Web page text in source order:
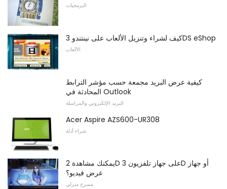
البرمجيات
كيف لشراء وتنزيل الألعاب على نينتندو 3DS eShop
الألعاب
كيفية عرض البريد مجمعة حسب مؤشر الترابط
المحادثة في Outlook
البريد الإلكتروني والمراسلة
Acer Aspire AZS600-UR308
شراء أدلة
يمكنك مشاهدة 2D على جهاز تلفزيون 3D أو جهاز
عرض فيديو؟
مسرح منزلي